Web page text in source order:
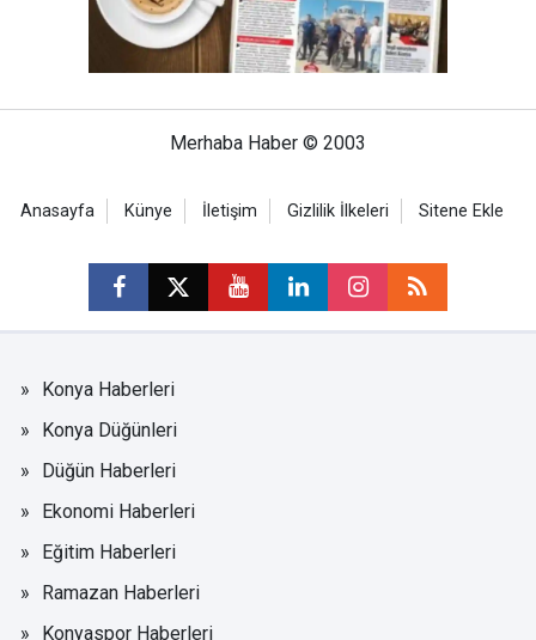
Merhaba Haber © 2003
Anasayfa Künye İletişim Gizlilik İlkeleri Sitene Ekle
Konya Haberleri
Konya Düğünleri
Düğün Haberleri
Ekonomi Haberleri
Eğitim Haberleri
Ramazan Haberleri
Konyaspor Haberleri